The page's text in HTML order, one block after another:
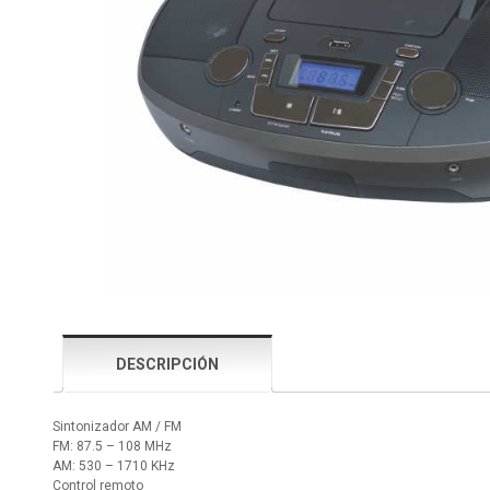
DESCRIPCIÓN
Sintonizador AM / FM
FM: 87.5 – 108 MHz
AM: 530 – 1710 KHz
Control remoto